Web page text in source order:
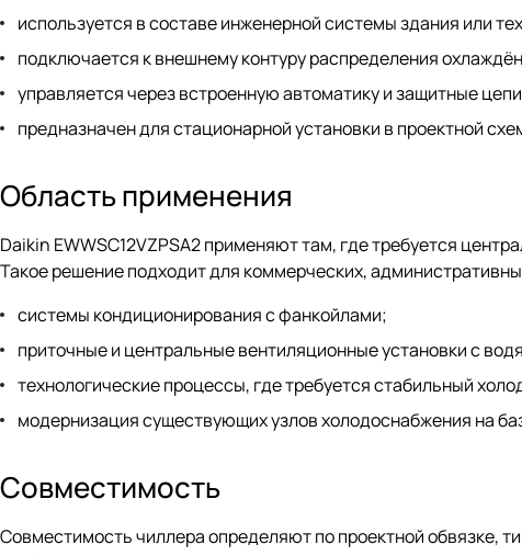
используется в составе инженерной системы здания или
подключается к внешнему контуру распределения
управляется через встроенную автоматику и защитные
предназначен для стационарной установки в проектной
Область применения
Daikin EWWSC12VZPSA2 применяют там, где требуется
Такое решение подходит для коммерческих,
системы кондиционирования с фанкойлами;
приточные и центральные вентиляционные установки с
технологические процессы, где требуется стабильный
модернизация существующих узлов холодоснабжения на
Совместимость
Совместимость чиллера определяют по проектной обвязке,